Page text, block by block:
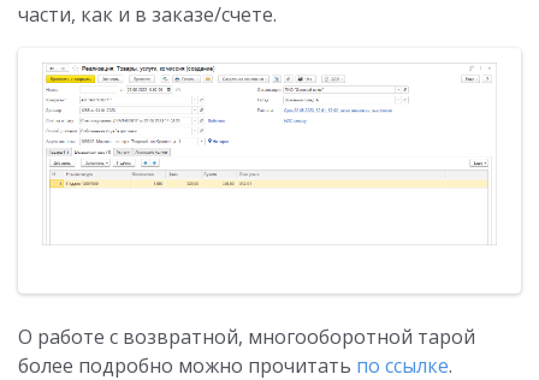
части, как и в заказе/счете.
О работе с возвратной, многооборотной тарой
более подробно можно прочитать по ссылке.